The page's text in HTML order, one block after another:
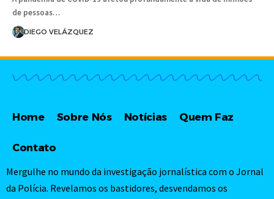
de pessoas…
DIEGO VELÁZQUEZ
Home Sobre Nós Notícias Quem Faz
Contato
Mergulhe no mundo da investigação jornalística com o Jornal
da Polícia. Revelamos os bastidores, desvendamos os